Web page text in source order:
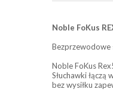
Noble FoKus
Bezprzewodowe
Noble FoKus
Słuchawki
bez wysiłku